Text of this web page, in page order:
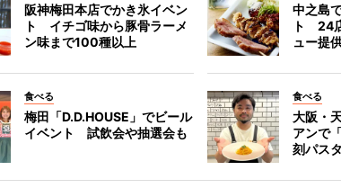
阪神梅田本店でかき氷イベン
ト イチゴ味から豚骨ラーメ
ン味まで100種以上
中之島
ト 24
ュー提
食べる
梅田「D.D.HOUSE」でビール
イベント 試飲会や抽選会も
食べる
大阪・
アンで
刻パスタ